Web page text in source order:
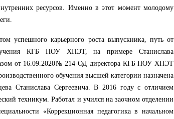
ресурсов. Именно в этот момент молодому
успешного карьерного роста выпускника, путь от
КГБ ПОУ ХПЭТ, на примере Станислава
от 16.09.2020№ 214-ОД директора КГБ ПОУ ХПЭТ
обучения высшей категории назначена
Станислава Сергеевича. В 2016 году с отличием
техникум. Работал и учился на заочном отделении
«Коррекционная педагогика в начальном